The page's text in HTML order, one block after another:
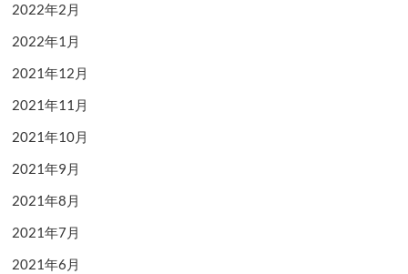
2022年2月
2022年1月
2021年12月
2021年11月
2021年10月
2021年9月
2021年8月
2021年7月
2021年6月